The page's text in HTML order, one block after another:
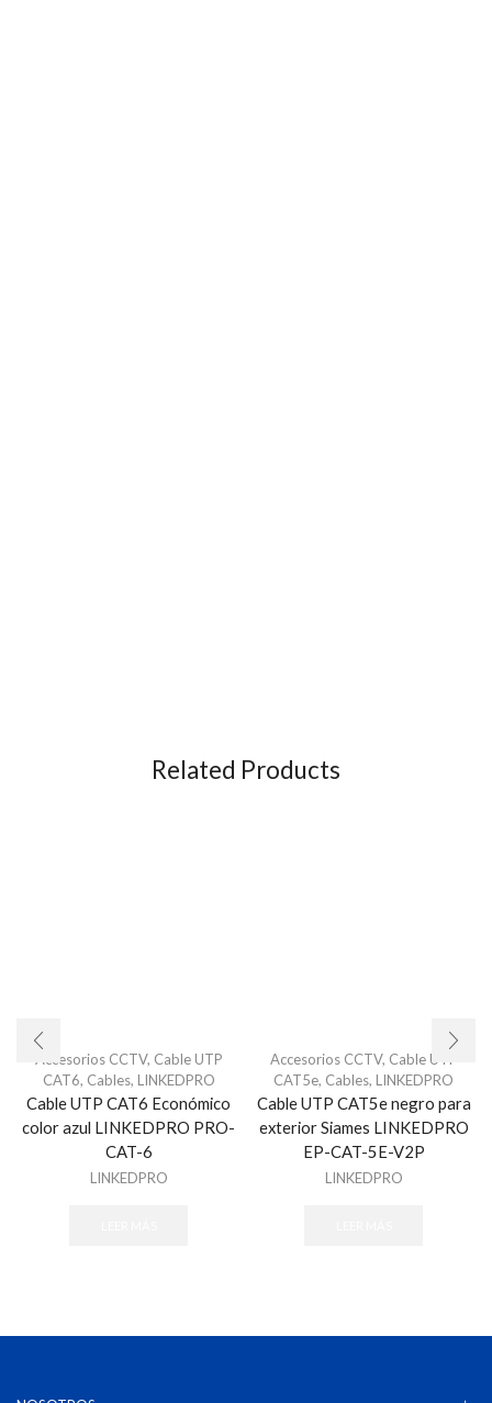
Related Products
Accesorios CCTV, Cable UTP
CAT6, Cables, LINKEDPRO
Cable UTP CAT6 Económico
color azul LINKEDPRO PRO-
CAT-6
LINKEDPRO
Accesorios CCTV, Cable UTP
CAT5e, Cables, LINKEDPRO
Cable UTP CAT5e negro para
exterior Siames LINKEDPRO
EP-CAT-5E-V2P
LINKEDPRO